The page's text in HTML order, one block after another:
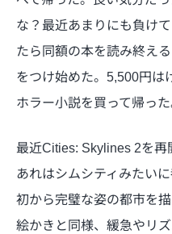
な？最近あまりにも負け
たら同額の本を読み終え
をつけ始めた。5,500円は
ホラー小説を買って帰った
最近Cities: Skylines 2を再
あれはシムシティみたい
初から完璧な姿の都市を
絵かきと同様、緩急やリ